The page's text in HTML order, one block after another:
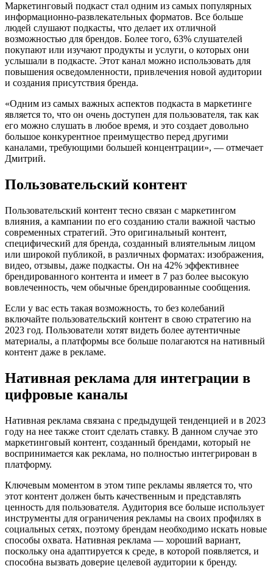
Маркетинговый подкаст стал одним из самых популярных
информационно-развлекательных форматов. Все больше
людей слушают подкасты, что делает их отличной
возможностью для брендов. Более того, 63% слушателей
покупают или изучают продукты и услуги, о которых они
услышали в подкасте. Этот канал можно использовать для
повышения осведомленности, привлечения новой аудитории
и создания присутствия бренда.
«Одним из самых важных аспектов подкаста в маркетинге
является то, что он очень доступен для пользователя, так как
его можно слушать в любое время, и это создает довольно
большое конкурентное преимущество перед другими
каналами, требующими большей концентрации», — отмечает
Дмитрий.
Пользовательский контент
Пользовательский контент тесно связан с маркетингом
влияния, а кампании по его созданию стали важной частью
современных стратегий. Это оригинальный контент,
специфический для бренда, созданный влиятельным лицом
или широкой публикой, в различных форматах: изображения,
видео, отзывы, даже подкасты. Он на 42% эффективнее
брендированного контента и имеет в 7 раз более высокую
вовлеченность, чем обычные брендированные сообщения.
Если у вас есть такая возможность, то без колебаний
включайте пользовательский контент в свою стратегию на
2023 год. Пользователи хотят видеть более аутентичные
материалы, а платформы все больше полагаются на нативный
контент даже в рекламе.
Нативная реклама для интеграции в
цифровые каналы
Нативная реклама связана с предыдущей тенденцией и в 2023
году на нее также стоит сделать ставку. В данном случае это
маркетинговый контент, созданный брендами, который не
воспринимается как реклама, но полностью интегрирован в
платформу.
Ключевым моментом в этом типе рекламы является то, что
этот контент должен быть качественным и представлять
ценность для пользователя. Аудитория все больше использует
инструменты для ограничения рекламы на своих профилях в
социальных сетях, поэтому брендам необходимо искать новые
способы охвата. Нативная реклама — хороший вариант,
поскольку она адаптируется к среде, в которой появляется, и
способна вызвать доверие целевой аудитории к бренду.